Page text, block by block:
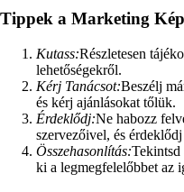
Tippek a Marketing
Kutass:Részletesen
lehetőségekről.
Kérj Tanácsot:Beszélj
és kérj ajánlásokat tőlük.
Érdeklődj:Ne habozz
szervezőivel, és
Összehasonlítás:Tekintsd
ki a legmegfelelőbbet az